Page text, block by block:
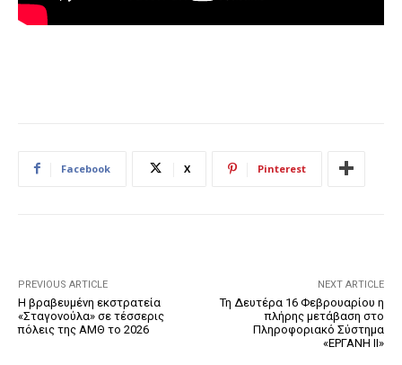
Facebook X Pinterest
PREVIOUS ARTICLE
Η βραβευμένη εκστρατεία
«Σταγονούλα» σε τέσσερις
πόλεις της ΑΜΘ το 2026
NEXT ARTICLE
Τη Δευτέρα 16 Φεβρουαρίου η
πλήρης μετάβαση στο
Πληροφοριακό Σύστημα
«ΕΡΓΑΝΗ ΙΙ»